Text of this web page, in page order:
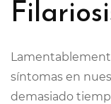
síntomas en
demasiado